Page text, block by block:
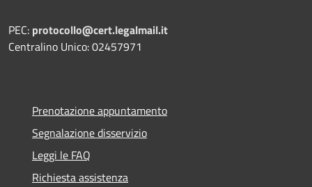
PEC: protocollo@cert.legalmail.it
Centralino Unico: 02457971
Prenotazione appuntamento
Segnalazione disservizio
Leggi le FAQ
Richiesta assistenza